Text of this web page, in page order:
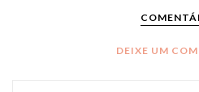
DEIXE UM